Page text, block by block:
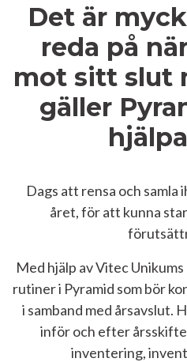
Det är
reda på
mot sitt slut
gäller
Dags att rensa och samla
året, för att kunna
Med hjälp av Vitec Unikums
rutiner i Pyramid som bör
i samband med årsavslut.
inför och efter
inventering,